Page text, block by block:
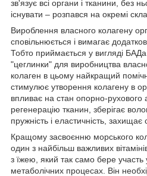
зв'язує всі органи і тканини, без
існувати – розпався на окремі
Вироблення власного колагену
сповільнюється і вимагає
Тобто приймається у вигляді
"цеглинки" для виробництва
колаген в цьому найкращий
стимулює утворення колагену в
впливає на стан опорно-рухового
регенерацію тканин, зберігає
пружність і еластичність,
Кращому засвоєнню морського
один з найбільш важливих
з їжею, який так само бере участь
метаболічних процесах. Він